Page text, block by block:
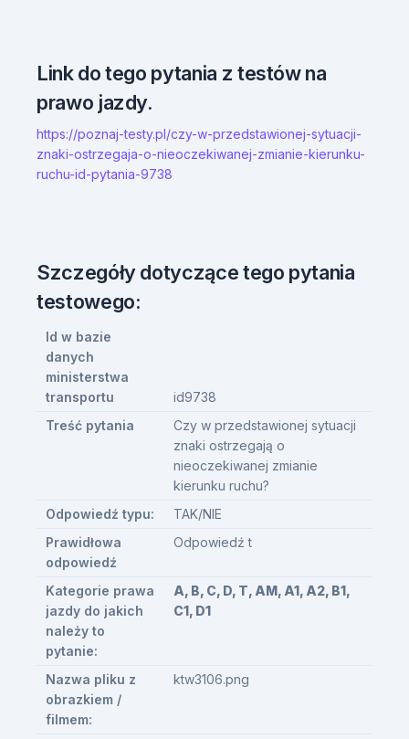
Link do tego pytania z testów na
prawo jazdy.
https://poznaj-testy.pl/czy-w-przedstawionej-sytuacji-
znaki-ostrzegaja-o-nieoczekiwanej-zmianie-kierunku-
ruchu-id-pytania-9738
Szczegóły dotyczące tego pytania
testowego:
Id w bazie
danych
ministerstwa
transportu
id9738
Treść pytania
Czy w przedstawionej sytuacji
znaki ostrzegają o
nieoczekiwanej zmianie
kierunku ruchu?
Odpowiedź typu:
TAK/NIE
Prawidłowa
odpowiedź
Odpowiedź t
Kategorie prawa
jazdy do jakich
należy to
pytanie:
A, B, C, D, T, AM, A1, A2, B1,
C1, D1
Nazwa pliku z
obrazkiem /
filmem:
ktw3106.png